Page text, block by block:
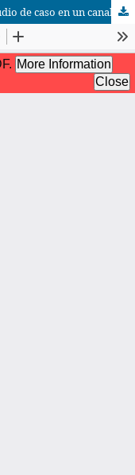
Prácticas pedagógicas digitales: un estudio de caso en un canal de streaming afin a la ultraderecha en Argentina